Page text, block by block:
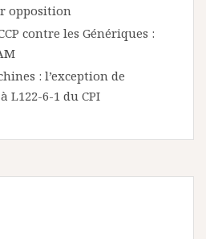
opposition
contre les Génériques :
: l’exception de
L122-6-1 du CPI